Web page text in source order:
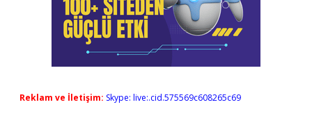
Reklam ve İletişim: Skype: live:.cid.575569c608265c69